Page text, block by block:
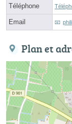
Téléphone
Email
Plan et